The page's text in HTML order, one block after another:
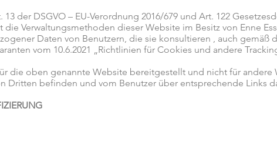
der DSGVO – EU-Verordnung 2016/679 und Art. 122
die Verwaltungsmethoden dieser Website im Besitz von Enne
Daten von Benutzern, die sie konsultieren , auch gemäß
vom 10.6.2021 „Richtlinien für Cookies und andere
die oben genannte Website bereitgestellt und nicht für andere
Dritten befinden und vom Benutzer über entsprechende Links